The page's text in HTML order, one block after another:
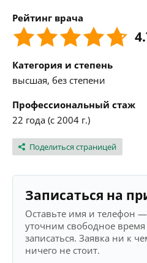
Рейтинг врача
Категория и степень
высшая, без степени
Профессиональный стаж
22 года (с 2004 г.)
Поделиться страницей
Записаться на
Оставьте имя и телефон
уточним свободное
записаться. Заявка ни к
ничего не стоит.